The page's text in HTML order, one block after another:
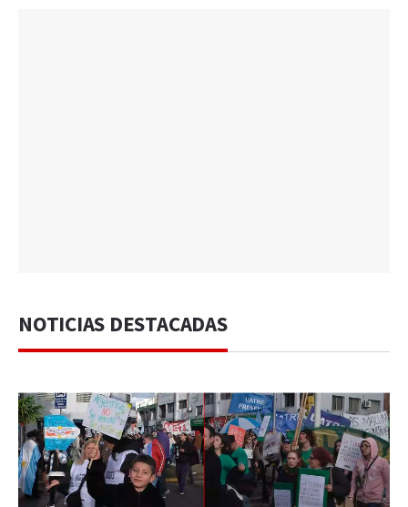
NOTICIAS DESTACADAS